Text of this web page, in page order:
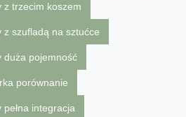
z trzecim koszem
szufladą na sztućce
duża pojemność
porównanie
integracja